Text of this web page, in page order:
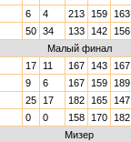
6 4 213 159
163
50 34 133 142
156
Малый финал
17 11 167 143
167
9 6 167 159
189
25 17 182 165
147
0 0 158 170
182
Мизер